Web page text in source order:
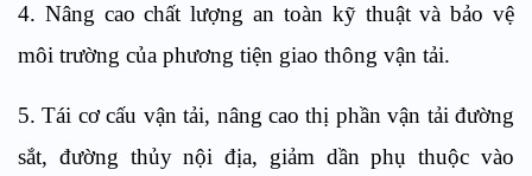
4. Nâng cao chất lượng an toàn kỹ thuật và bảo vệ
môi trường của phương tiện giao thông vận tải.
5. Tái cơ cấu vận tải, nâng cao thị phần vận tải đường
sắt, đường thủy nội địa, giảm dần phụ thuộc vào